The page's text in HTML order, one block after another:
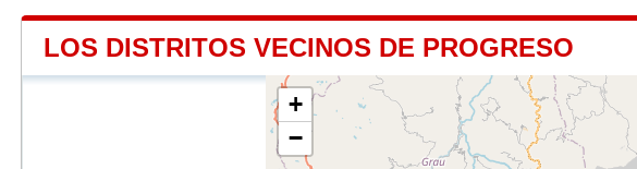
LOS DISTRITOS VECINOS DE PROGRESO
+
−